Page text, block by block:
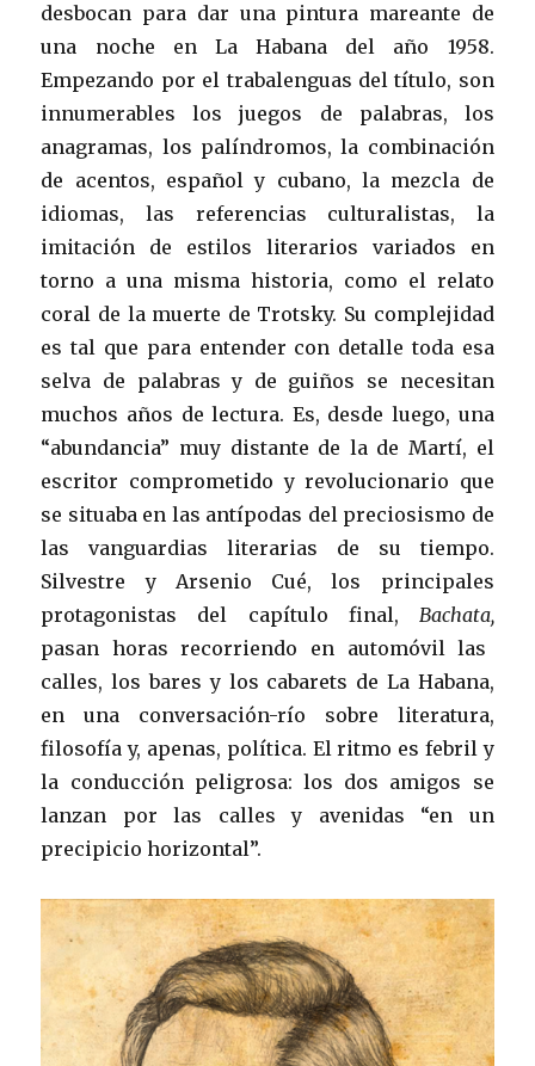
desbocan para dar una pintura mareante de
una noche en La Habana del año 1958.
Empezando por el trabalenguas del título, son
innumerables los juegos de palabras, los
anagramas, los palíndromos, la combinación
de acentos, español y cubano, la mezcla de
idiomas, las referencias culturalistas, la
imitación de estilos literarios variados en
torno a una misma historia, como el relato
coral de la muerte de Trotsky. Su complejidad
es tal que para entender con detalle toda esa
selva de palabras y de guiños se necesitan
muchos años de lectura. Es, desde luego, una
“abundancia” muy distante de la de Martí, el
escritor comprometido y revolucionario que
se situaba en las antípodas del preciosismo de
las vanguardias literarias de su tiempo.
Silvestre y Arsenio Cué, los principales
protagonistas del capítulo final, Bachata,
pasan horas recorriendo en automóvil las
calles, los bares y los cabarets de La Habana,
en una conversación-río sobre literatura,
filosofía y, apenas, política. El ritmo es febril y
la conducción peligrosa: los dos amigos se
lanzan por las calles y avenidas “en un
precipicio horizontal”.